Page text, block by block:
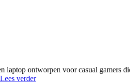
ontworpen voor casual gamers
Lees verderAcer